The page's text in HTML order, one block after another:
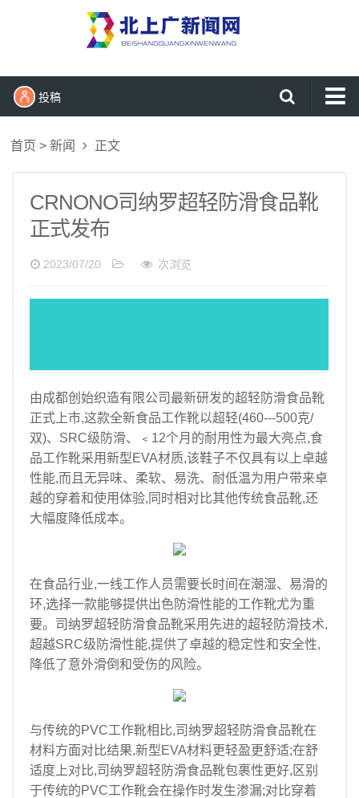
投稿
时尚
生活
资讯
商业
首页 >新闻 正文
CRNONO司纳罗超轻防滑食品靴
正式发布
2023/07/20 次浏览
由成都创始织造有限公司最新研发的超轻防滑食品靴
正式上市,这款全新食品工作靴以超轻(460---500克/
双)、SRC级防滑、﹤12个月的耐用性为最大亮点,食
品工作靴采用新型EVA材质,该鞋子不仅具有以上卓越
性能,而且无异味、柔软、易洗、耐低温为用户带来卓
越的穿着和使用体验,同时相对比其他传统食品靴,还
大幅度降低成本。
在食品行业,一线工作人员需要长时间在潮湿、易滑的
环,选择一款能够提供出色防滑性能的工作靴尤为重
要。司纳罗超轻防滑食品靴采用先进的超轻防滑技术,
超越SRC级防滑性能,提供了卓越的稳定性和安全性,
降低了意外滑倒和受伤的风险。
与传统的PVC工作靴相比,司纳罗超轻防滑食品靴在
材料方面对比结果,新型EVA材料更轻盈更舒适;在舒
适度上对比,司纳罗超轻防滑食品靴包裹性更好,区别
于传统的PVC工作靴会在操作时发生渗漏;对比穿着